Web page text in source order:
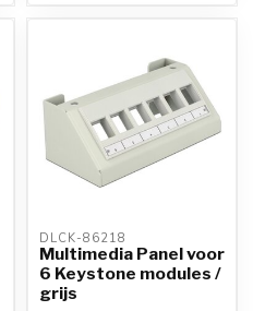
DLCK-86218
Multimedia Panel voor
6 Keystone modules /
grijs